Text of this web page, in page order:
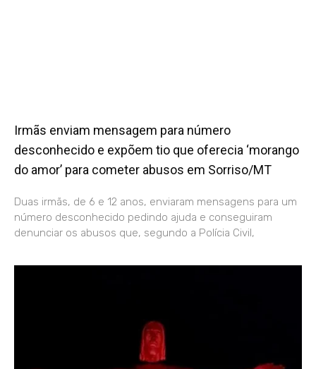
Irmãs enviam mensagem para número
desconhecido e expõem tio que oferecia ‘morango
do amor’ para cometer abusos em Sorriso/MT
Duas irmãs, de 6 e 12 anos, enviaram mensagens para um
número desconhecido pedindo ajuda e conseguiram
denunciar os abusos que, segundo a Polícia Civil,